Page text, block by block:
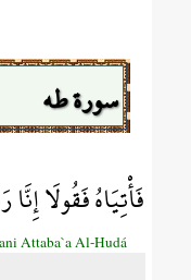
سورة طه
فَأْتِيَاهُ فَقُولَا
Attaba`a Al-Hudá